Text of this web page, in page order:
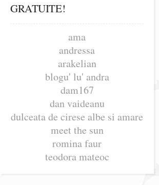
GRATUITE!
ama
andressa
arakelian
blogu' lu' andra
dam167
dan vaideanu
dulceata de cirese albe si amare
meet the sun
romina faur
teodora mateoc